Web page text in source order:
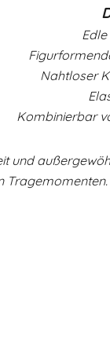
Nahtloser
Kombinierbar
und